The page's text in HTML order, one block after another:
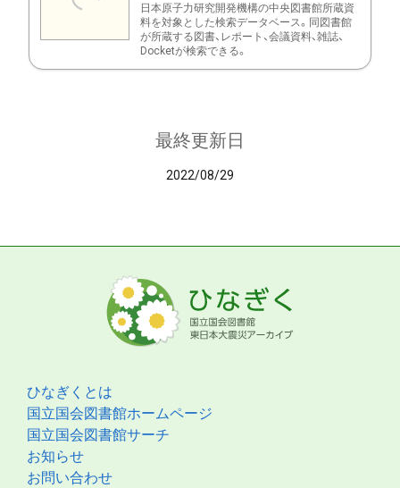
日本原子力研究開発機構の中央図書館所蔵資
料を対象とした検索データベース。同図書館
が所蔵する図書、レポート、会議資料、雑誌、
Docketが検索できる。
最終更新日
2022/08/29
ひなぎくとは
国立国会図書館ホームページ
国立国会図書館サーチ
お知らせ
お問い合わせ